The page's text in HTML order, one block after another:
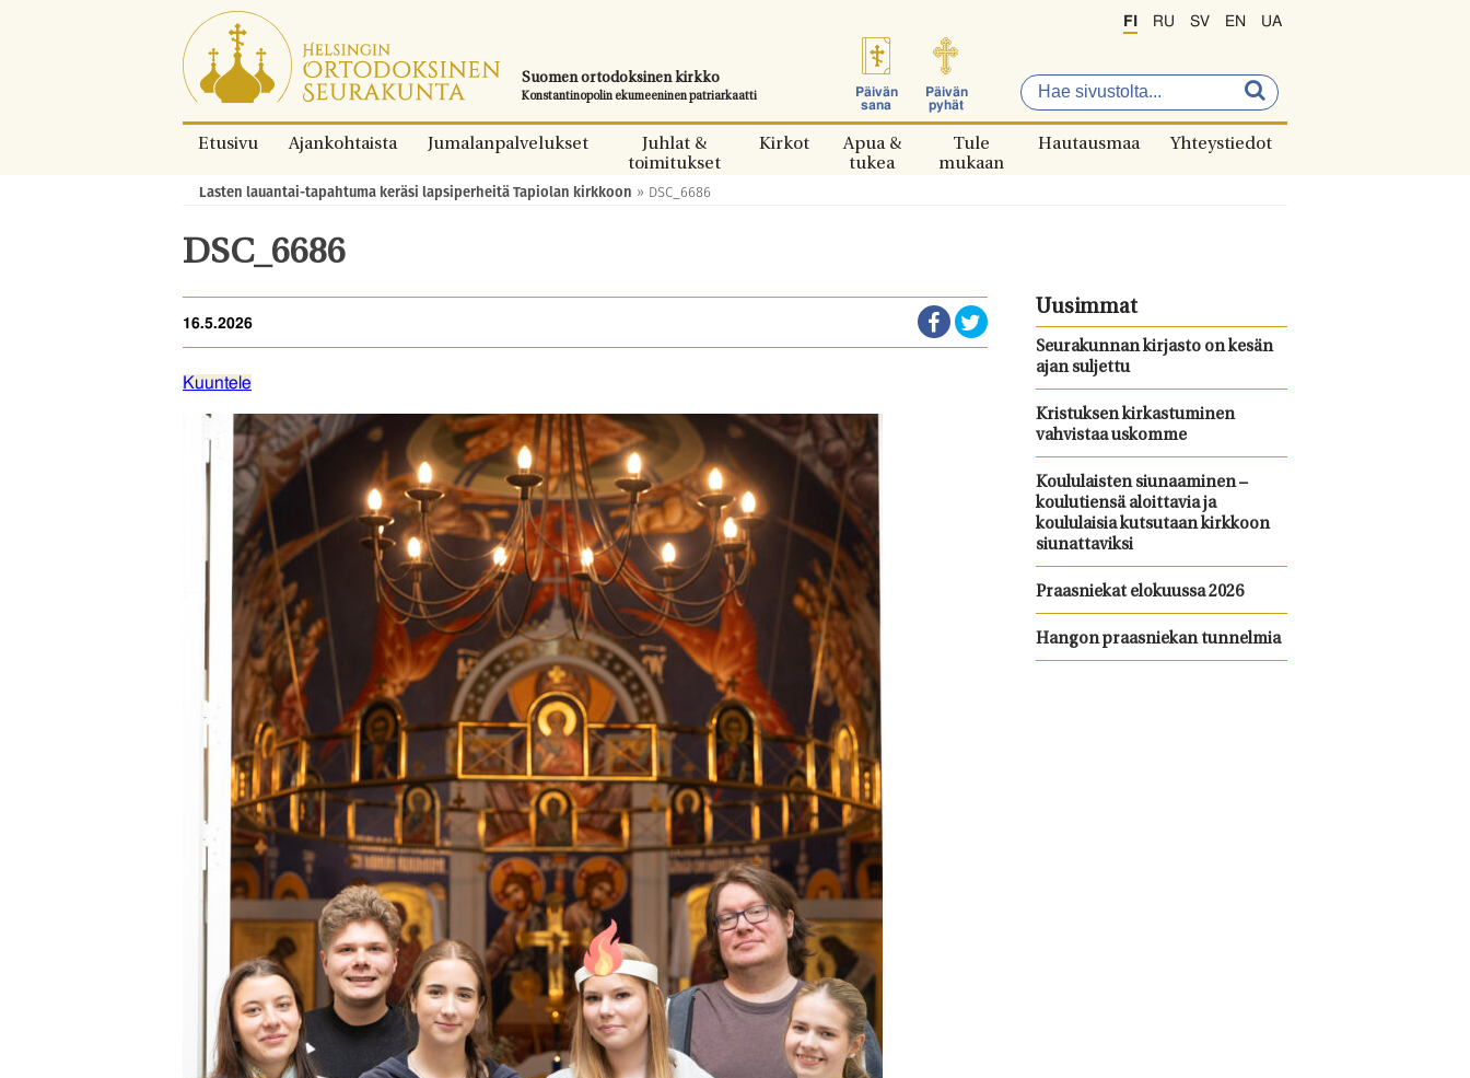
Siirry
suoraan
sisältöön.
Suomen ortodoksinen kirkko
Konstantinopolin ekumeeninen patriarkaatti
Päivän
sana
Päivän
pyhät
FI RU SV EN UA
Etusivu Ajankohtaista Jumalanpalvelukset
Juhlat &
toimitukset
Kirkot
Apua &
tukea
Tule
mukaan
Hautausmaa Yhteystiedot
Murupolku:
Lasten lauantai-tapahtuma keräsi lapsiperheitä Tapiolan kirkkoon » DSC_6686
DSC_6686
16.5.2026
Kuuntele
Uusimmat
Seurakunnan kirjasto on kesän
ajan suljettu
Kristuksen kirkastuminen
vahvistaa uskomme
Koululaisten siunaaminen –
koulutiensä aloittavia ja
koululaisia kutsutaan kirkkoon
siunattaviksi
Praasniekat elokuussa 2026
Hangon praasniekan tunnelmia